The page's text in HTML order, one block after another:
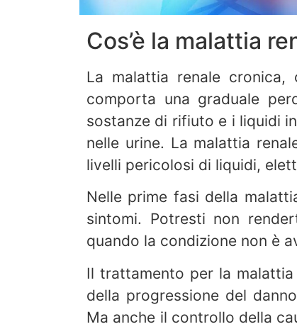
Cos’è la malattia
La malattia renale cronica,
comporta una graduale
sostanze di rifiuto e i liquidi
nelle urine. La malattia
livelli pericolosi di liquidi,
Nelle prime fasi della
sintomi. Potresti non
quando la condizione non è
Il trattamento per la
della progressione del
Ma anche il controllo della